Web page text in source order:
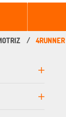
Cheque y
4RUNNER